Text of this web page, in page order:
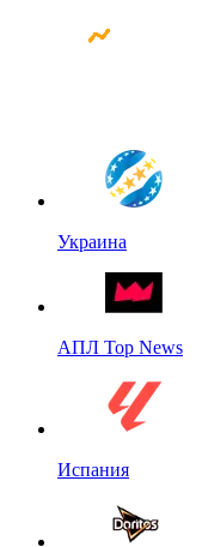
Украина
АПЛ Top News
Испания